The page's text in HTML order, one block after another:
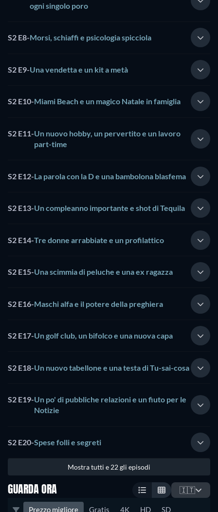
ogni singolo poro
S2 E8-Morsi, schiaffi e psicologia spicciola
S2 E9-Una vendetta e un kit a metà
S2 E10-Miami Beach e un magico Natale in famiglia
S2 E11-Un nuovo hobby, un pervertito e un lavoro
part-time
S2 E12-La parola con la D e una bambolona blasfema
S2 E13-Un compleanno importante e shot di Tequila
S2 E14-Tre donne arrabbiate e un profilattico
S2 E15-Una scimmia di peluche e una ex ragazza
S2 E16-Maschi alfa e il potere della preghiera
S2 E17-Un golf club, un bifolco e una nuova capa
S2 E18-Un nuovo tabellone e una testa di Tu-sai-cosa
S2 E19-Un po' di pubbliche relazioni e un fiuto per le
Notizie
S2 E20-Spese folli e segreti
Mostra tutti e 22 gli episodi
GUARDA ORA 🇮🇹
Prezzo migliore Gratis 4K HD SD